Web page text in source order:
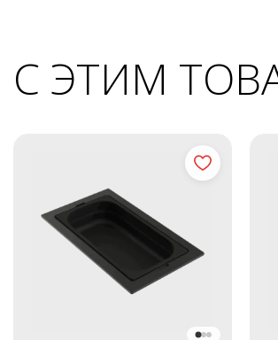
С ЭТИМ